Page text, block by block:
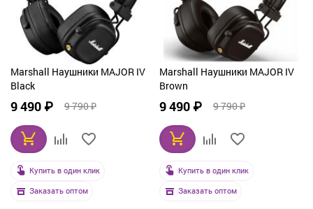
Marshall Наушники MAJOR IV
Black
9 490 ₽ 9 790 ₽
Купить в один клик
Заказать оптом
Marshall Наушники MAJOR IV
Brown
9 490 ₽ 9 790 ₽
Купить в один клик
Заказать оптом